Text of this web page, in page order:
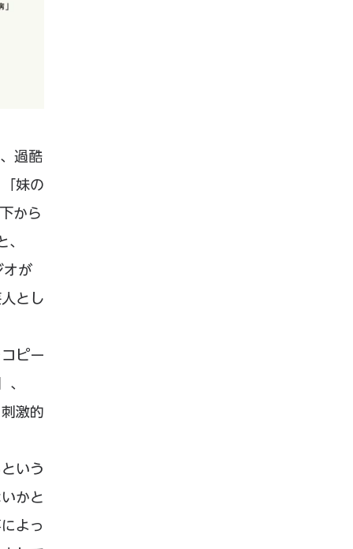
過酷
妹の
から
オが
とし
ピー
激的
いう
かと
よっ